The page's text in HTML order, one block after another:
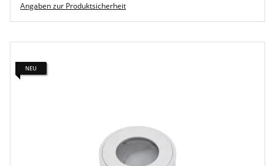
Angaben zur Produktsicherheit
NEU